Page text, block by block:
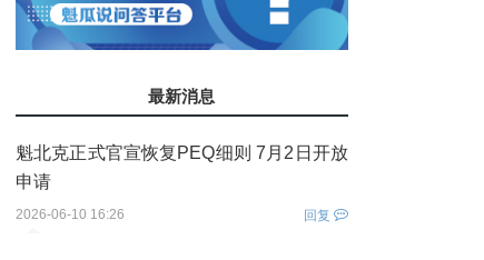
最新消息
魁北克正式官宣恢复PEQ细则 7月2日开放
申请
2026-06-10 16:26
回复